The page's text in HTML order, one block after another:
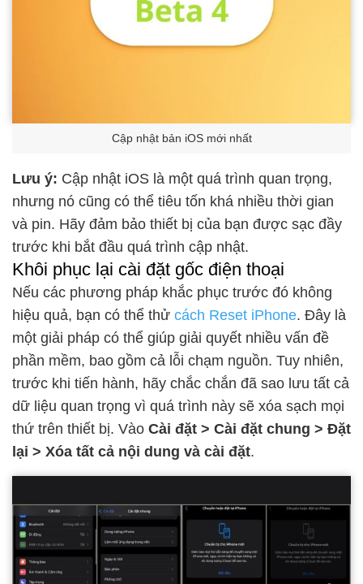
Cập nhật bản iOS mới nhất
Lưu ý: Cập nhật iOS là một quá trình quan trọng,
nhưng nó cũng có thể tiêu tốn khá nhiều thời gian
và pin. Hãy đảm bảo thiết bị của bạn được sạc đầy
trước khi bắt đầu quá trình cập nhật.
Khôi phục lại cài đặt gốc điện thoại
Nếu các phương pháp khắc phục trước đó không
hiệu quả, bạn có thể thử cách Reset iPhone. Đây là
một giải pháp có thể giúp giải quyết nhiều vấn đề
phần mềm, bao gồm cả lỗi chạm nguồn. Tuy nhiên,
trước khi tiến hành, hãy chắc chắn đã sao lưu tất cả
dữ liệu quan trọng vì quá trình này sẽ xóa sạch mọi
thứ trên thiết bị. Vào Cài đặt > Cài đặt chung > Đặt
lại > Xóa tất cả nội dung và cài đặt.